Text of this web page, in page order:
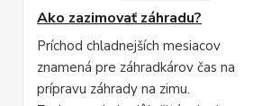
Ako zazimovať záhradu?
Príchod chladnejších mesiacov
znamená pre záhradkárov čas na
prípravu záhrady na zimu.